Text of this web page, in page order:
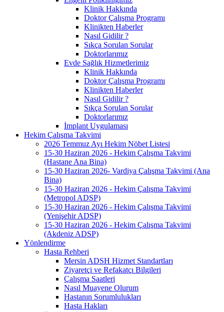
Klinik Hakkında
Doktor Çalışma Programı
Klinikten Haberler
Nasıl Gidilir ?
Sıkça Sorulan Sorular
Doktorlarımız
Evde Sağlık Hizmetlerimiz
Klinik Hakkında
Doktor Çalışma Programı
Klinikten Haberler
Nasıl Gidilir ?
Sıkça Sorulan Sorular
Doktorlarımız
İmplant Uygulaması
Hekim Çalışma Takvimi
2026 Temmuz Ayı Hekim Nöbet Listesi
15-30 Haziran 2026 - Hekim Çalışma Takvimi
(Hastane Ana Bina)
15-30 Haziran 2026- Vardiya Çalışma Takvimi (Ana
Bina)
15-30 Haziran 2026 - Hekim Çalışma Takvimi
(Metropol ADSP)
15-30 Haziran 2026 - Hekim Çalışma Takvimi
(Yenişehir ADSP)
15-30 Haziran 2026 - Hekim Çalışma Takvimi
(Akdeniz ADSP)
Yönlendirme
Hasta Rehberi
Mersin ADSH Hizmet Standartları
Ziyaretçi ve Refakatçı Bilgileri
Çalışma Saatleri
Nasıl Muayene Olurum
Hastanın Sorumlulukları
Hasta Hakları